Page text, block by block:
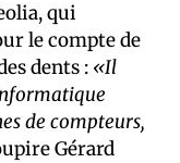
qui
le compte de
dents : «Il
de compteurs,
Gérard